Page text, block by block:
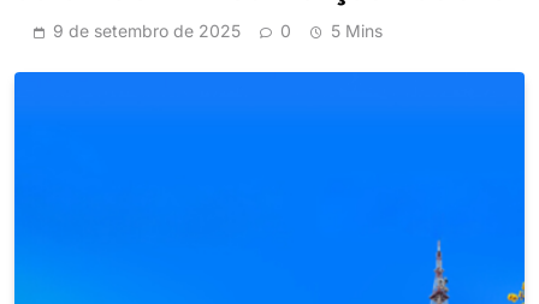
9 de setembro de 2025 0 5 Mins